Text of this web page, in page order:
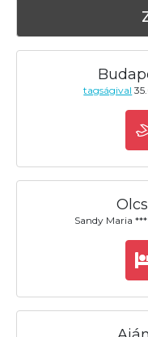
tagságival
Sandy Maria